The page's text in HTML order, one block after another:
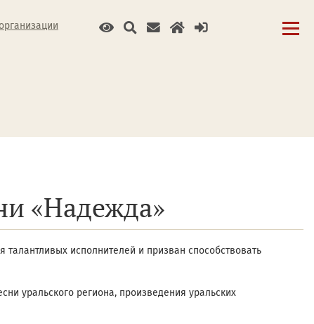
«Надежда»
исполнителей и призван способствовать
уральского региона, произведения уральских